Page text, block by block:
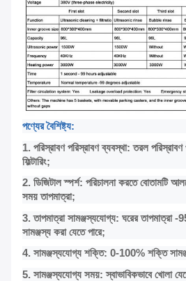
পণ্যের বৈশিষ্ট্য:
1. পরিস্রাবণ পরিস্রাবণ ব্যবস্থা: তরল
ফিল্টারিং;
2. ডিজিটাল স্পর্শ: পরিচালনা করতে বোতামটি
সময় তাপমাত্রা;
3. তাপমাত্রা সামঞ্জস্যযোগ্য: ঘরের তাপমাত্রা
সামঞ্জস্য করা যেতে পারে;
4. সামঞ্জস্যযোগ্য শক্তি: 0-100% শক্তি
5. সামঞ্জস্যযোগ্য সময়: স্বাভাবিকভাবে খোলা